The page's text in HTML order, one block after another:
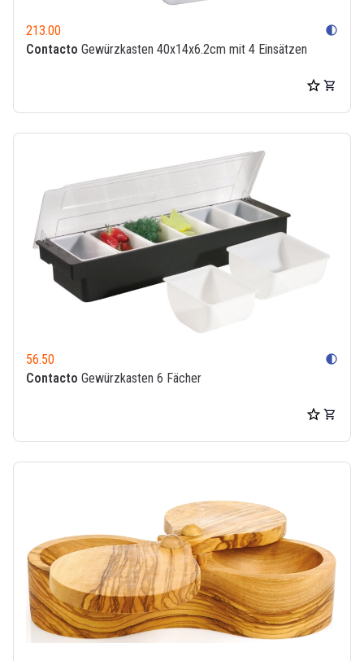
213.00 contrast
Contacto Gewürzkasten 40x14x6.2cm mit 4 Einsätzen
56.50 contrast
Contacto Gewürzkasten 6 Fächer